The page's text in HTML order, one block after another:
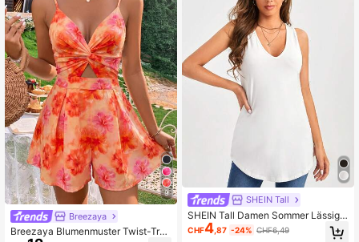
9
Breezaya
Breezaya Blumenmuster Twist-Trä
SHEIN Tall
SHEIN Tall Damen Sommer Lässig E
infarbiges Weißes Trägertop, Große
Frauen
CHF4 ,87 -24% CHF6,49